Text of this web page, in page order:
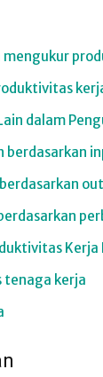
dalam
berdasarkan
Kerja
tenaga kerja